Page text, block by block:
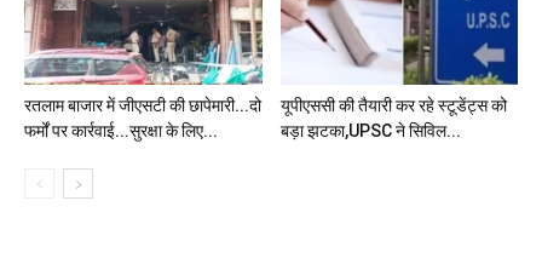
रतलाम बाजार में जीएसटी की छापेमारी...दो
फर्मों पर कार्रवाई...सुरक्षा के लिए...
यूपीएससी की तैयारी कर रहे स्टूडेंट्स को
बड़ा झटका,UPSC ने सिविल...